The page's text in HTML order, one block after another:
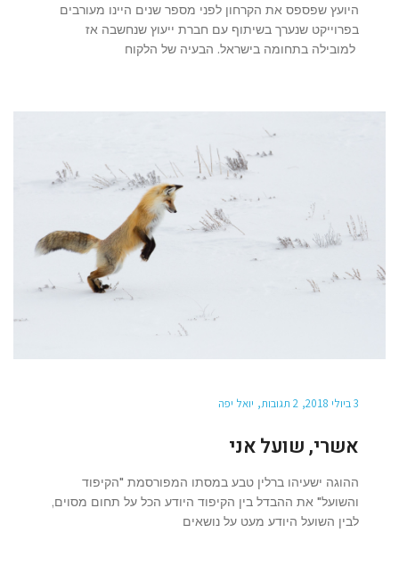
היועץ שפספס את הקרחון לפני מספר שנים היינו מעורבים
בפרוייקט שנערך בשיתוף עם חברת ייעוץ שנחשבה אז
למובילה בתחומה בישראל. הבעיה של הלקוח
3 ביולי 2018 2 תגובות יואל יפה
אשרי, שועל אני
ההוגה ישעיהו ברלין טבע במסתו המפורסמת "הקיפוד
והשועל" את ההבדל בין הקיפוד היודע הכל על תחום מסוים,
לבין השועל היודע מעט על נושאים